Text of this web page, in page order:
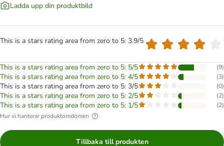
Ladda upp din produktbild
This is a stars rating area from zero to 5: 3.9/5
This is a stars rating area from zero to 5: 5/5 (9)
This is a stars rating area from zero to 5: 4/5 (3)
This is a stars rating area from zero to 5: 3/5 (0)
This is a stars rating area from zero to 5: 2/5 (2)
This is a stars rating area from zero to 5: 1/5 (2)
Hur vi hanterar produktomdömen
Tillbaka till produkten